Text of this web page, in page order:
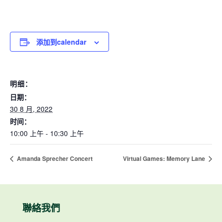
添加到calendar
明细：
日期：
30 8 月, 2022
时间：
10:00 上午 - 10:30 上午
Amanda Sprecher Concert Virtual Games: Memory Lane
聯絡我們